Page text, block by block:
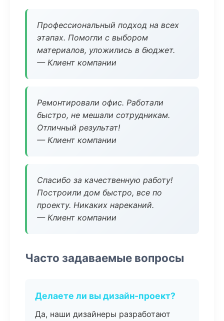
Профессиональный подход на всех
этапах. Помогли с выбором
материалов, уложились в бюджет.
— Клиент компании
Ремонтировали офис. Работали
быстро, не мешали сотрудникам.
Отличный результат!
— Клиент компании
Спасибо за качественную работу!
Построили дом быстро, все по
проекту. Никаких нареканий.
— Клиент компании
Часто задаваемые вопросы
Делаете ли вы дизайн-проект?
Да, наши дизайнеры разработают